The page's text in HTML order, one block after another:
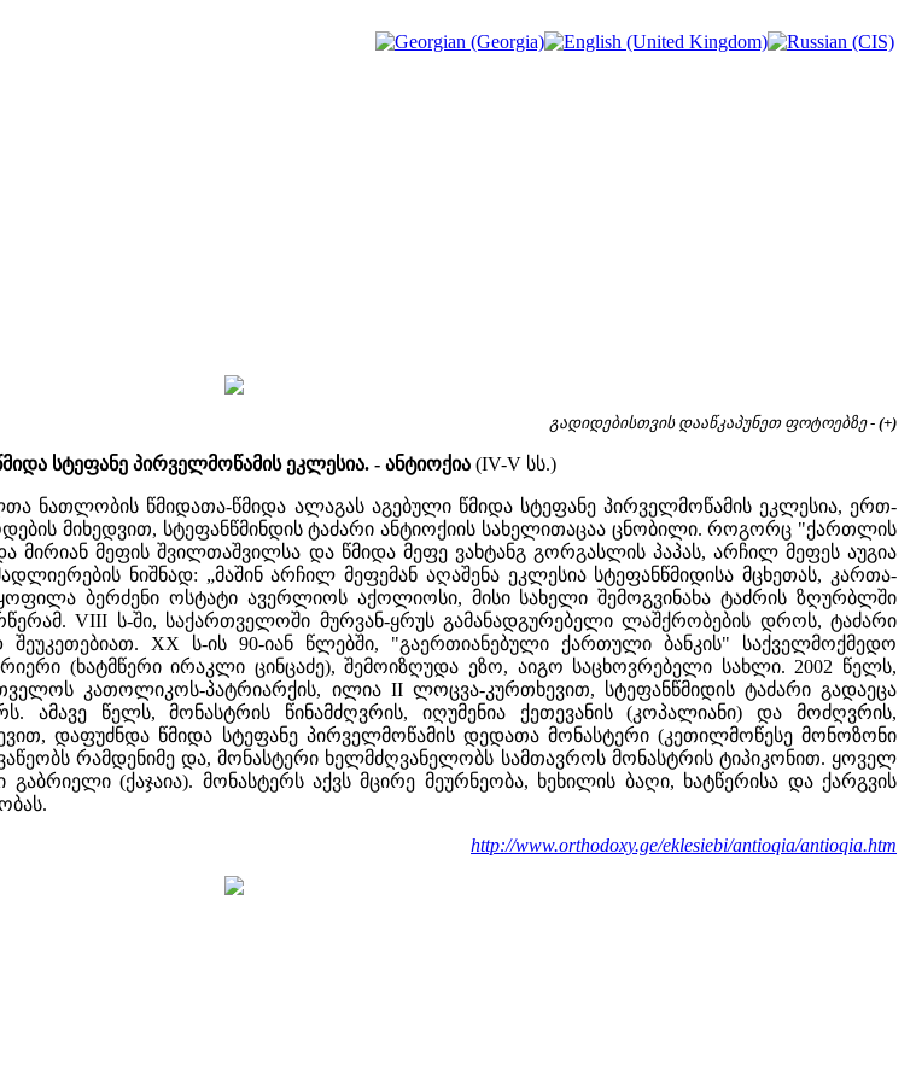
გადიდებისთვის დააწკაპუნეთ ფოტოებზე - (+)
სტეფანე პირველმოწამის ეკლესია. - ანტიოქია(IV-V სს.)
ნათლობის წმიდათა-წმიდა ალაგას აგებული წმიდა სტეფანე პირველმოწამის ეკლესია, ერთ-
მიხედვით, სტეფანწმინდის ტაძარი ანტიოქიის სახელითაცაა ცნობილი. როგორც "ქართლის
მირიან მეფის შვილთაშვილსა და წმიდა მეფე ვახტანგ გორგასლის პაპას, არჩილ მეფეს აუგია
ნიშნად: „მაშინ არჩილ მეფემან აღაშენა ეკლესია სტეფანწმიდისა მცხეთას, კართა-
ბერძენი ოსტატი ავერლიოს აქოლიოსი, მისი სახელი შემოგვინახა ტაძრის ზღურბლში
VIII ს-ში, საქართველოში მურვან-ყრუს გამანადგურებელი ლაშქრობების დროს, ტაძარი
შეუკეთებიათ. XX ს-ის 90-იან წლებში, "გაერთიანებული ქართული ბანკის" საქველმოქმედო
(ხატმწერი ირაკლი ცინცაძე), შემოიზღუდა ეზო, აიგო საცხოვრებელი სახლი. 2002 წელს,
კათოლიკოს-პატრიარქის, ილია II ლოცვა-კურთხევით, სტეფანწმიდის ტაძარი გადაეცა
ამავე წელს, მონასტრის წინამძღვრის, იღუმენია ქეთევანის (კოპალიანი) და მოძღვრის,
დაფუძნდა წმიდა სტეფანე პირველმოწამის დედათა მონასტერი (კეთილმოწესე მონოზონი
რამდენიმე და, მონასტერი ხელმძღვანელობს სამთავროს მონასტრის ტიპიკონით. ყოველ
(ქაჯაია). მონასტერს აქვს მცირე მეურნეობა, ხეხილის ბაღი, ხატწერისა და ქარგვის
http://www.orthodoxy.ge/eklesiebi/antioqia/antioqia.htm